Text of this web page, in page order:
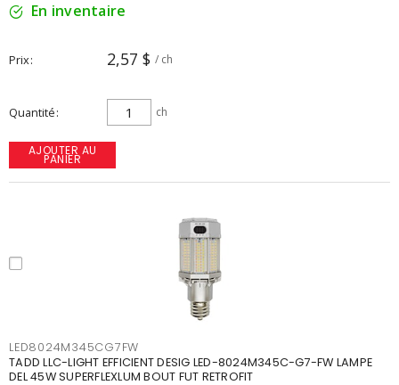
En inventaire
Prix 2,57 $ / ch
Quantité ch
AJOUTER AU
PANIER
LED8024M345CG7FW
TADD LLC-LIGHT EFFICIENT DESIG LED-8024M345C-G7-FW LAMPE
DEL 45W SUPERFLEXLUM BOUT FUT RETROFIT